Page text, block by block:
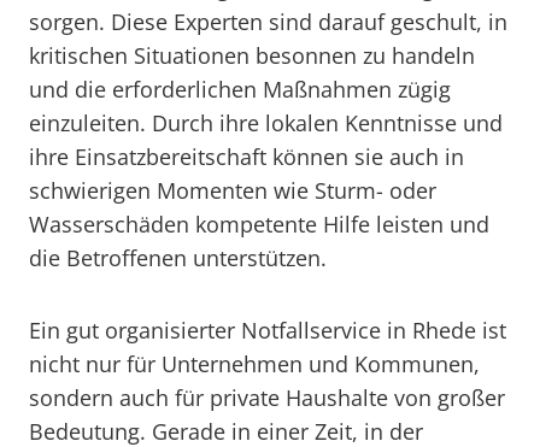
sorgen. Diese Experten sind darauf geschult, in
kritischen Situationen besonnen zu handeln
und die erforderlichen Maßnahmen zügig
einzuleiten. Durch ihre lokalen Kenntnisse und
ihre Einsatzbereitschaft können sie auch in
schwierigen Momenten wie Sturm- oder
Wasserschäden kompetente Hilfe leisten und
die Betroffenen unterstützen.
Ein gut organisierter Notfallservice in Rhede ist
nicht nur für Unternehmen und Kommunen,
sondern auch für private Haushalte von großer
Bedeutung. Gerade in einer Zeit, in der